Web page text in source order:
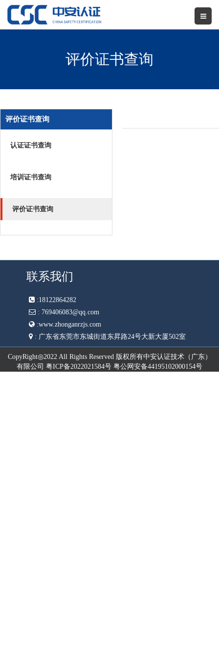
评价证书查询
评价证书查询
认证证书查询
培训证书查询
评价证书查询
联系我们
:18122864282
: 769406083@qq.com
:www.zhonganrzjs.com
: 广东省东莞市东城街道东昇路24号大新大厦502室
CopyRight◎2022 All Rights Reserved 版权所有中安认证技术（广东）
有限公司 粤ICP备2022021584号 粤公网安备44195102000154号